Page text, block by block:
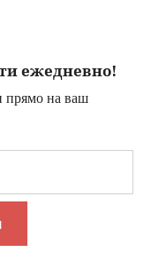
ежедневно!
прямо на ваш